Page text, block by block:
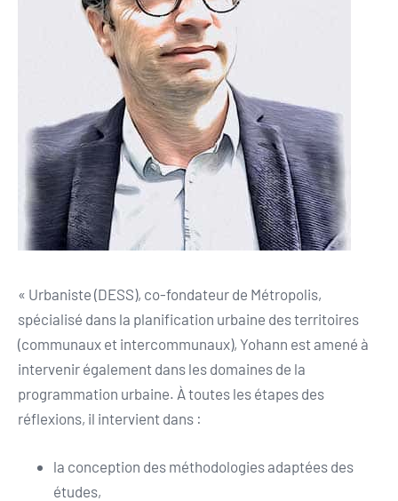
« Urbaniste (DESS), co-fondateur de Métropolis,
spécialisé dans la planification urbaine des territoires
(communaux et intercommunaux), Yohann est amené à
intervenir également dans les domaines de la
programmation urbaine. À toutes les étapes des
réflexions, il intervient dans :
la conception des méthodologies adaptées des
études,